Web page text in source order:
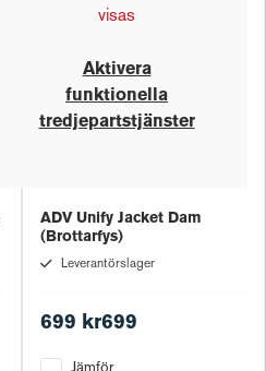
visas
Aktivera
funktionella
tredjepartstjänster
ADV Unify Jacket Dam
(Brottarfys)
Leverantörslager
699 kr699